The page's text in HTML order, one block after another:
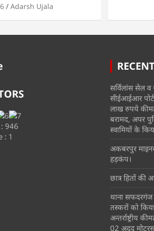
Adarsh Ujala
946
: 1
सर्विलांस सेल व
सीईआईआर
लाख रुपये
बरामद, अपर
स्वामियों के
अकबरपुर
हड़कंप।
छात्र हितों की
थाना सफदरगंज
तस्करों को
अन्तर्राष्ट्रीय
02 अदद